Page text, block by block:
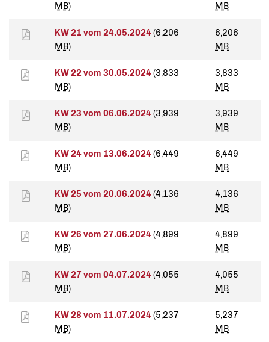
MB)
MB
KW 21 vom 24.05.2024(6,206
MB)
6,206
MB
KW 22 vom 30.05.2024(3,833
MB)
3,833
MB
KW 23 vom 06.06.2024(3,939
MB)
3,939
MB
KW 24 vom 13.06.2024(6,449
MB)
6,449
MB
KW 25 vom 20.06.2024(4,136
MB)
4,136
MB
KW 26 vom 27.06.2024(4,899
MB)
4,899
MB
KW 27 vom 04.07.2024(4,055
MB)
4,055
MB
KW 28 vom 11.07.2024(5,237
MB)
5,237
MB